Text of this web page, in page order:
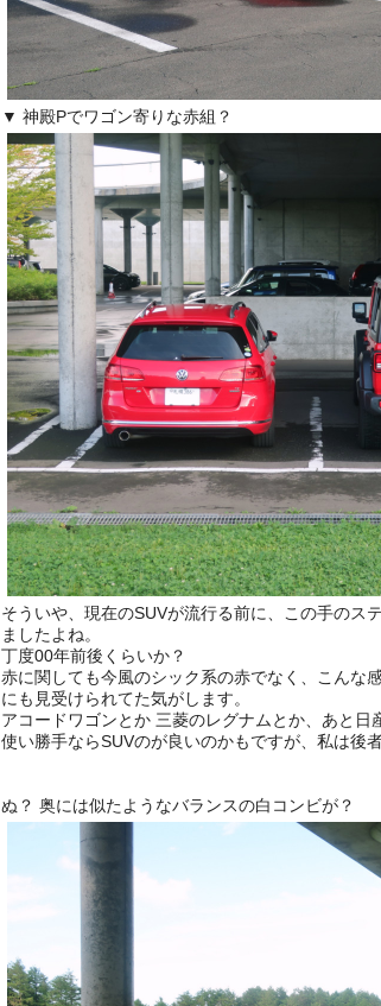
▼ 神殿Pでワゴン寄りな赤組？
そういや、現在のSUVが流行る前に、この手のス
ましたよね。
丁度00年前後くらいか？
赤に関しても今風のシック系の赤でなく、こんな
にも見受けられてた気がします。
アコードワゴンとか 三菱のレグナムとか、あと日
使い勝手ならSUVのが良いのかもですが、私は後
ぬ？ 奥には似たようなバランスの白コンビが？